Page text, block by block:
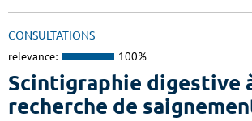
CONSULTATIONS
relevance: 100%
Scintigraphie digestive
recherche de